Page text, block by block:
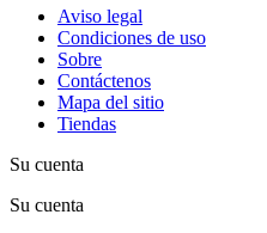
Aviso legal
Condiciones de uso
Sobre
Contáctenos
Mapa del sitio
Tiendas
Su cuenta
Su cuenta